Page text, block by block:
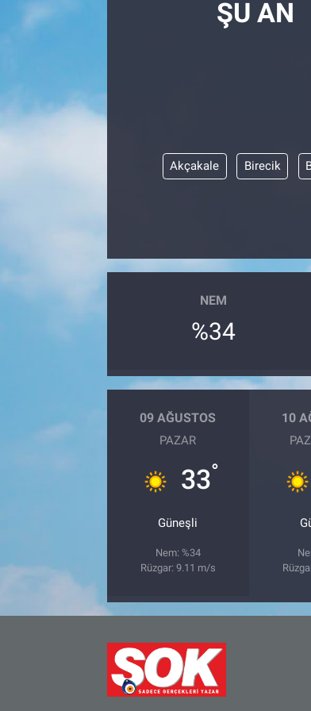
ŞU AN
Akçakale Birecik
NEM
%34
09 AĞUSTOS
PAZAR
33°
Güneşli
Nem: %34
Rüzgar: 9.11 m/s
10
EĞİTİM
Bize ulaşın